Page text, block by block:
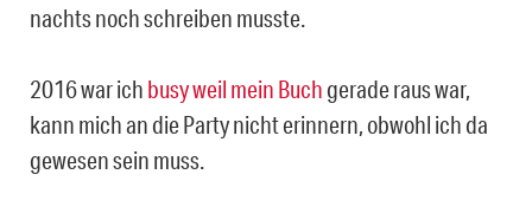
nachts noch schreiben musste.
2016 war ich busy weil mein Buchgerade raus war,
kann mich an die Party nicht erinnern, obwohl ich da
gewesen sein muss.